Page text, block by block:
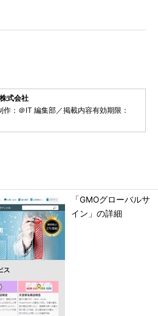
式会社
：＠IT 編集部／掲載内容有効期限：
「GMOグローバルサ
イン」の詳細